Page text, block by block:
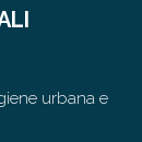
urbana e